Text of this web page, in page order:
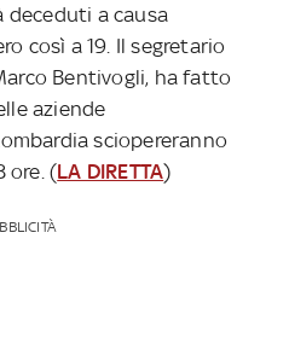
a causa
così a 19. Il segretario
Bentivogli, ha fatto
aziende
sciopereranno
ore. (LA DIRETTA)